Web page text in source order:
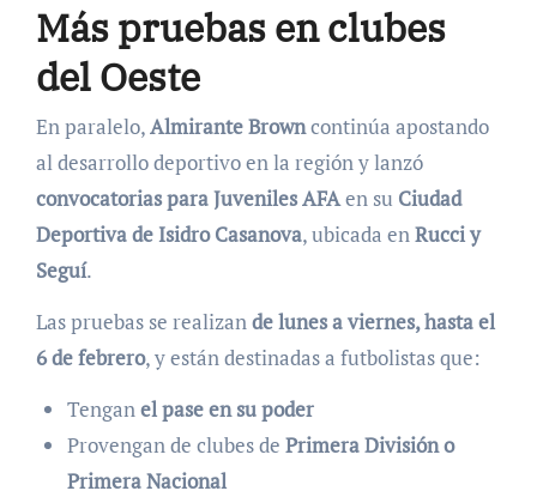
Más pruebas en clubes
del Oeste
En paralelo,Almirante Browncontinúa apostando
al desarrollo deportivo en la región y lanzó
convocatorias para Juveniles AFAen su Ciudad
Deportiva de Isidro Casanova, ubicada enRucci y
Seguí.
Las pruebas se realizande lunes a viernes, hasta el
6 de febrero, y están destinadas a futbolistas que:
Tenganel pase en su poder
Provengan de clubes de Primera División o
Primera Nacional